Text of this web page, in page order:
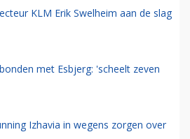
KLM Erik Swelheim aan de slag
met Esbjerg: 'scheelt zeven
Izhavia in wegens zorgen over